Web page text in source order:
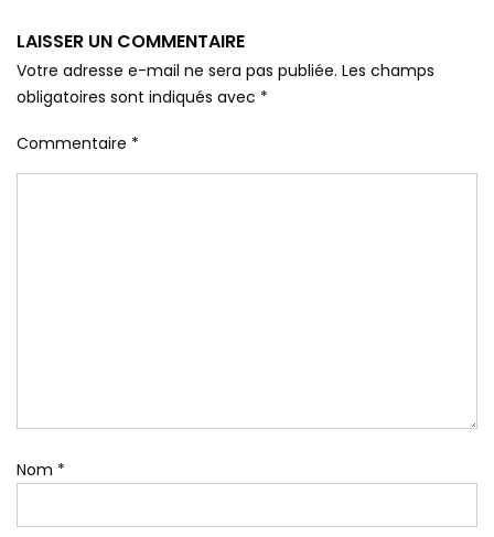
LAISSER UN COMMENTAIRE
Votre adresse e-mail ne sera pas publiée. Les champs
obligatoires sont indiqués avec *
Commentaire *
Nom *